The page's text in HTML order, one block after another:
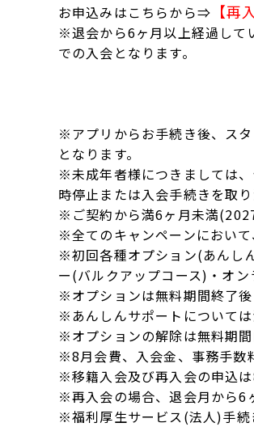
お申込みはこちらから⇒ 【再
※退会から6ヶ月以上経過して
での入会となります。
※アプリからお手続き後、ス
となります。
※未成年者様につきましては
時停止または入会手続きを取
※ご契約から満6ヶ月未満
※全てのキャンペーンにおい
※初回各種オプション(あんし
ー(バルクアップコース)・オン
※オプションは無料期間終了後
※あんしんサポートについて
※オプションの解除は無料期
※8月会費、入会金、事務手数
※移籍入会及び再入会の申込
※再入会の場合、退会月から6
※福利厚生サービス(法人)手続